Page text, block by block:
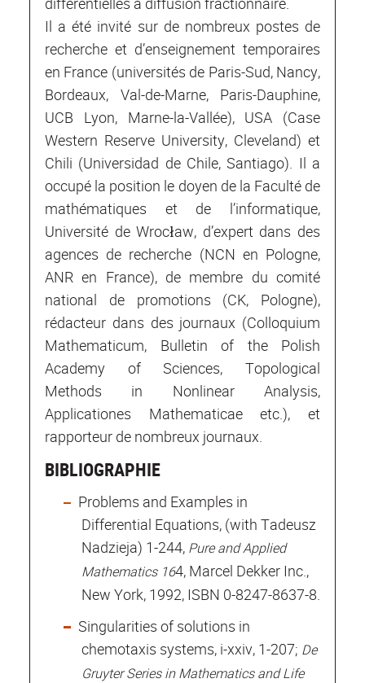
Il a été invité sur de nombreux postes de
recherche et d’enseignement temporaires
en France (universités de Paris-Sud, Nancy,
Bordeaux, Val-de-Marne, Paris-Dauphine,
UCB Lyon, Marne-la-Vallée), USA (Case
Western Reserve University, Cleveland) et
Chili (Universidad de Chile, Santiago). Il a
occupé la position le doyen de la Faculté de
mathématiques et de l’informatique,
Université de Wrocław, d’expert dans des
agences de recherche (NCN en Pologne,
ANR en France), de membre du comité
national de promotions (CK, Pologne),
rédacteur dans des journaux (Colloquium
Mathematicum, Bulletin of the Polish
Academy of Sciences, Topological
Methods in Nonlinear Analysis,
Applicationes Mathematicae etc.), et
rapporteur de nombreux journaux.
BIBLIOGRAPHIE
Problems and Examples in
Differential Equations, (with Tadeusz
Nadzieja) 1-244, Pure and Applied
Mathematics 164, Marcel Dekker Inc.,
New York, 1992, ISBN 0-8247-8637-8.
Singularities of solutions in
chemotaxis systems, i-xxiv, 1-207; De
Gruyter Series in Mathematics and Life